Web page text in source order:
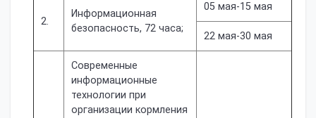
2.
Информационная
безопасность, 72 часа;
05 мая-15 мая
22 мая-30 мая
Современные
информационные
технологии при
организации кормления